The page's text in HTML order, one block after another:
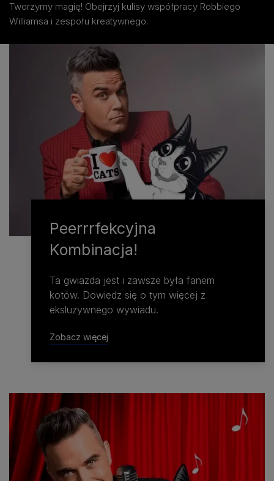
Tworzymy magię! Obejrzyj kulisy współpracy Robbiego
Williamsa i zespołu kreatywnego.
Peerrrfekcyjna
Kombinacja!
Ta gwiazda jest i zawsze była fanem
kotów. Dowiedz się o tym więcej z
eksluzywnego wywiadu.
Zobacz więcej